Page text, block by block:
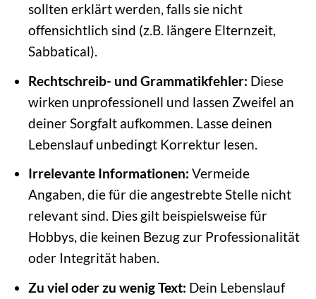
sollten erklärt werden, falls sie nicht
offensichtlich sind (z.B. längere Elternzeit,
Sabbatical).
Rechtschreib- und Grammatikfehler: Diese
wirken unprofessionell und lassen Zweifel an
deiner Sorgfalt aufkommen. Lasse deinen
Lebenslauf unbedingt Korrektur lesen.
Irrelevante Informationen: Vermeide
Angaben, die für die angestrebte Stelle nicht
relevant sind. Dies gilt beispielsweise für
Hobbys, die keinen Bezug zur Professionalität
oder Integrität haben.
Zu viel oder zu wenig Text: Dein Lebenslauf